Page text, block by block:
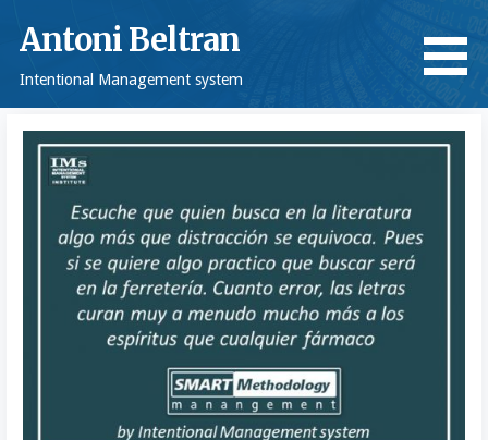
Antoni Beltran
Intentional Management system